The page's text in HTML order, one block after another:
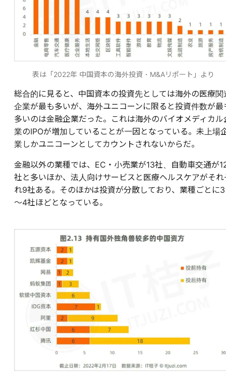
表は「2022年 中国資本の海外投資・M&Aリポート」より
総合的に見ると、中国資本の投資先としては海外の医療関
企業が最も多いが、海外ユニコーンに限ると投資件数が最
多いのは金融企業だった。これは海外のバイオメディカル
業のIPOが増加していることが一因となっている。未上場
業しかユニコーンとしてカウントされないからだ。
金融以外の業種では、EC・小売業が13社、自動車交通が
社と多いほか、法人向けサービスと医療ヘルスケアがそれ
れ9社ある。そのほかは投資が分散しており、業種ごとに3
～4社ほどとなっている。